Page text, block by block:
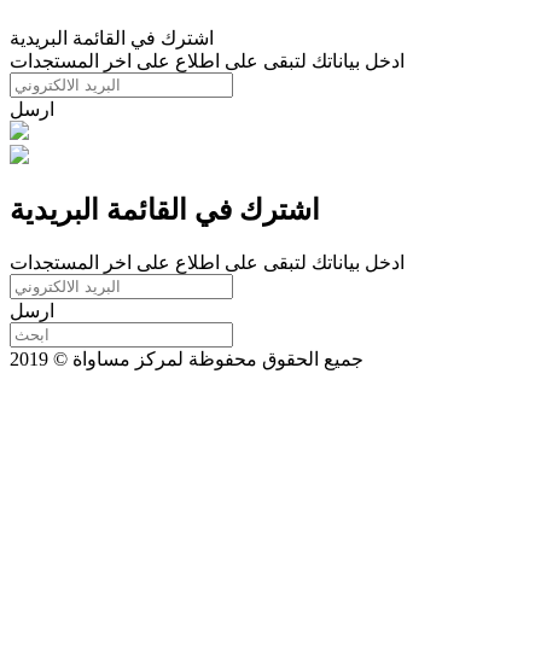
اشترك في القائمة البريدية
ادخل بياناتك لتبقى على اطلاع على اخر المستجدات
ارسل
اشترك في القائمة البريدية
ادخل بياناتك لتبقى على اطلاع على اخر المستجدات
ارسل
جميع الحقوق محفوظة لمركز مساواة © 2019